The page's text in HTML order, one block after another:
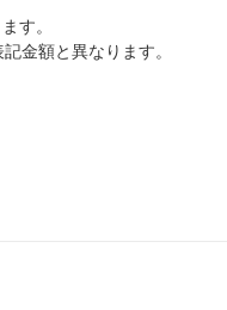
す。
金額と異なります。